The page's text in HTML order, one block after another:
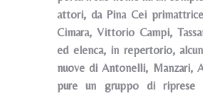
attori, da Pina Cei
Cimara, Vittorio Campi,
ed elenca, in repertorio,
nuove di Antonelli, Manzari,
pure un gruppo di riprese